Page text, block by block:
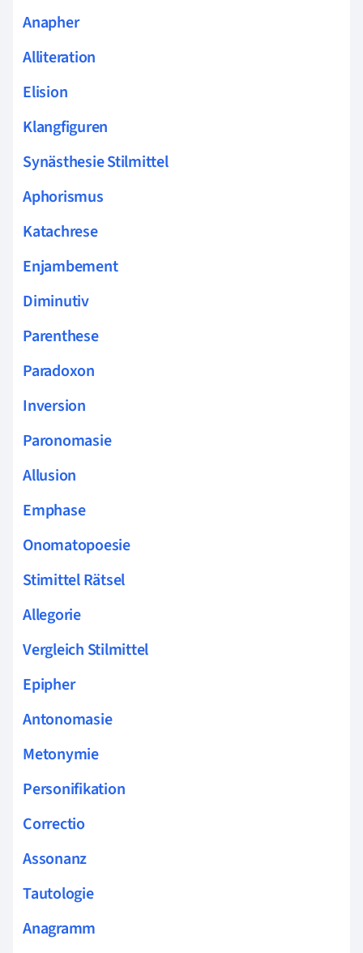
Anapher
Alliteration
Elision
Klangfiguren
Synästhesie Stilmittel
Aphorismus
Katachrese
Enjambement
Diminutiv
Parenthese
Paradoxon
Inversion
Paronomasie
Allusion
Emphase
Onomatopoesie
Stimittel Rätsel
Allegorie
Vergleich Stilmittel
Epipher
Antonomasie
Metonymie
Personifikation
Correctio
Assonanz
Tautologie
Anagramm